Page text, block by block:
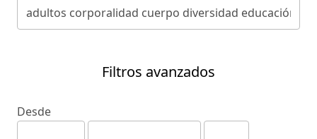
Filtros avanzados
Desde